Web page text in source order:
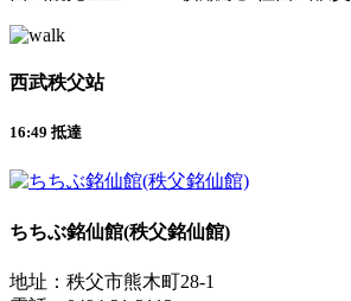
西武秩父站
16:49 抵達
ちちぶ銘仙館(秩父銘仙館)
地址：秩父市熊木町28-1